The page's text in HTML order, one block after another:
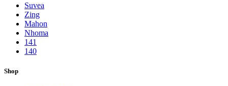
Suvea
Zing
Mahon
Nhoma
141
140
Shop